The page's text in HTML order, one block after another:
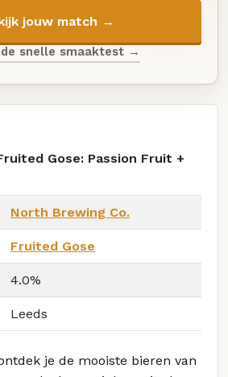
jouw match →
snelle smaaktest →
Gose: Passion Fruit +
North Brewing Co.
Fruited Gose
4.0%
Leeds
je de mooiste bieren van